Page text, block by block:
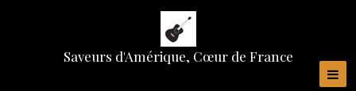
Saveurs d'Amérique, Cœur de France